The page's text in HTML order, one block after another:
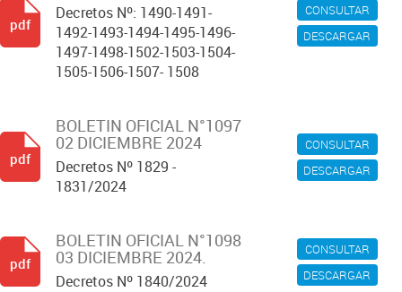
CONSULTAR
DESCARGAR
Decretos Nº: 1490-1491-
1492-1493-1494-1495-1496-
1497-1498-1502-1503-1504-
1505-1506-1507- 1508
pdf
CONSULTAR
DESCARGAR
BOLETIN OFICIAL N°1097
02 DICIEMBRE 2024
Decretos Nº 1829 -
1831/2024
pdf
CONSULTAR
DESCARGAR
BOLETIN OFICIAL N°1098
03 DICIEMBRE 2024.
Decretos Nº 1840/2024
pdf